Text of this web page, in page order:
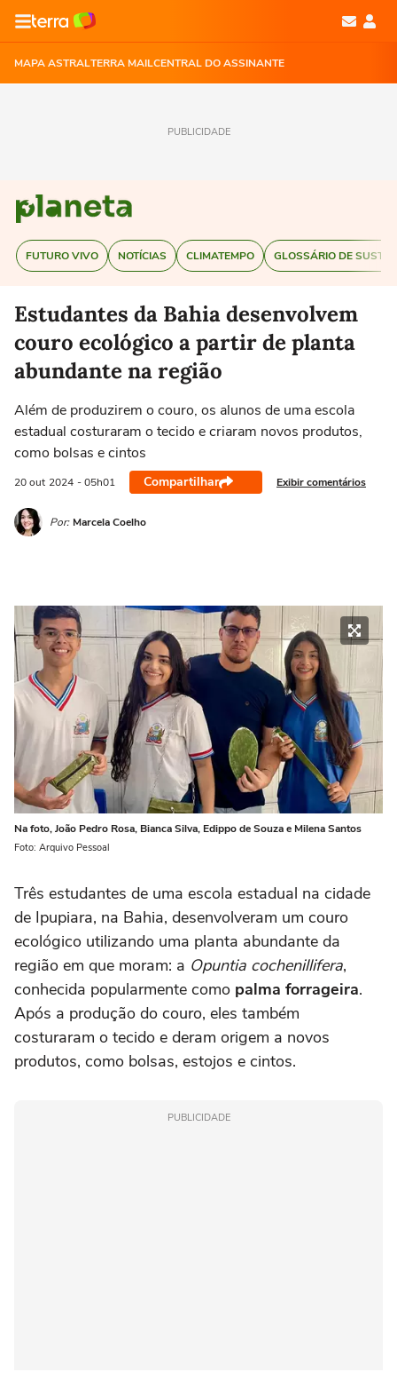
MAPA ASTRALTERRA MAILCENTRAL DO ASSINANTE
PUBLICIDADE
FUTURO VIVO NOTÍCIAS CLIMATEMPO GLOSSÁRIO DE
Estudantes da Bahia desenvolvem
couro ecológico a partir de planta
abundante na região
Além de produzirem o couro, os alunos de uma escola
estadual costuraram o tecido e criaram novos produtos,
como bolsas e cintos
20 out 2024 - 05h01 Compartilhar Exibir comentários
Por: Marcela Coelho
Na foto, João Pedro Rosa, Bianca Silva, Edippo de Souza e Milena Santos
Foto: Arquivo Pessoal
Três estudantes de uma escola estadual na cidade
de Ipupiara, na Bahia, desenvolveram um couro
ecológico utilizando uma planta abundante da
região em que moram: a Opuntia cochenillifera,
conhecida popularmente como palma forrageira.
Após a produção do couro, eles também
costuraram o tecido e deram origem a novos
produtos, como bolsas, estojos e cintos.
PUBLICIDADE